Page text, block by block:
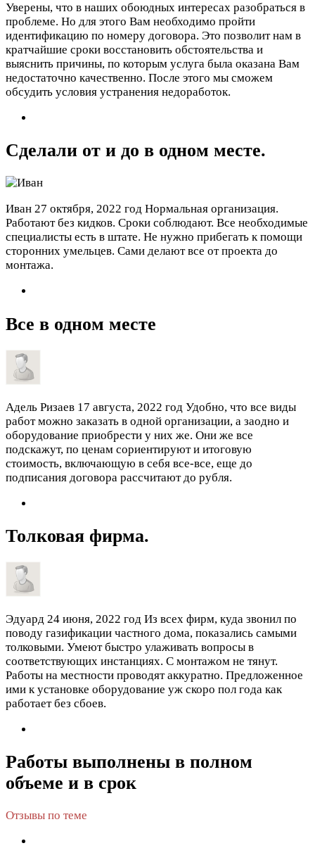
Уверены, что в наших обоюдных интересах разобраться в
проблеме. Но для этого Вам необходимо пройти
идентификацию по номеру договора. Это позволит нам в
кратчайшие сроки восстановить обстоятельства и
выяснить причины, по которым услуга была оказана Вам
недостаточно качественно. После этого мы сможем
обсудить условия устранения недоработок.
Сделали от и до в одном месте.
Иван 27 октября, 2022 год Нормальная организация.
Работают без кидков. Сроки соблюдают. Все необходимые
специалисты есть в штате. Не нужно прибегать к помощи
сторонних умельцев. Сами делают все от проекта до
монтажа.
Все в одном месте
Адель Ризаев 17 августа, 2022 год Удобно, что все виды
работ можно заказать в одной организации, а заодно и
оборудование приобрести у них же. Они же все
подскажут, по ценам сориентируют и итоговую
стоимость, включающую в себя все-все, еще до
подписания договора рассчитают до рубля.
Толковая фирма.
Эдуард 24 июня, 2022 год Из всех фирм, куда звонил по
поводу газификации частного дома, показались самыми
толковыми. Умеют быстро улаживать вопросы в
соответствующих инстанциях. С монтажом не тянут.
Работы на местности проводят аккуратно. Предложенное
ими к установке оборудование уж скоро пол года как
работает без сбоев.
Работы выполнены в полном
объеме и в срок
Отзывы по теме